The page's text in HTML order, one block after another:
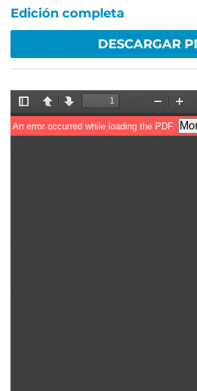
Edición completa
DESCARGAR